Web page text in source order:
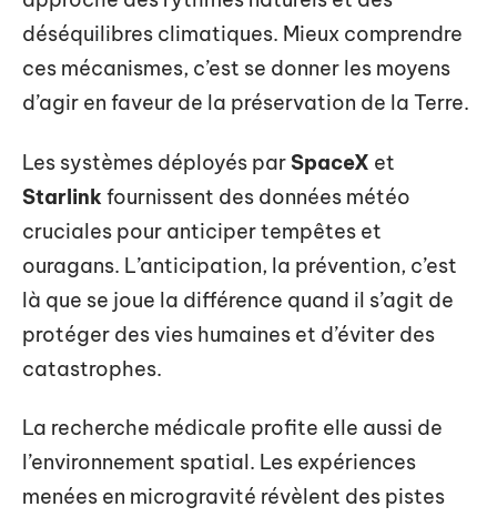
déséquilibres climatiques. Mieux comprendre
ces mécanismes, c’est se donner les moyens
d’agir en faveur de la préservation de la Terre.
Les systèmes déployés par SpaceX et
Starlink fournissent des données météo
cruciales pour anticiper tempêtes et
ouragans. L’anticipation, la prévention, c’est
là que se joue la différence quand il s’agit de
protéger des vies humaines et d’éviter des
catastrophes.
La recherche médicale profite elle aussi de
l’environnement spatial. Les expériences
menées en microgravité révèlent des pistes